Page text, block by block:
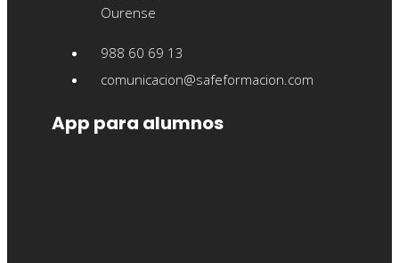
Ourense
988 60 69 13
comunicacion@safeformacion.com
App para alumnos